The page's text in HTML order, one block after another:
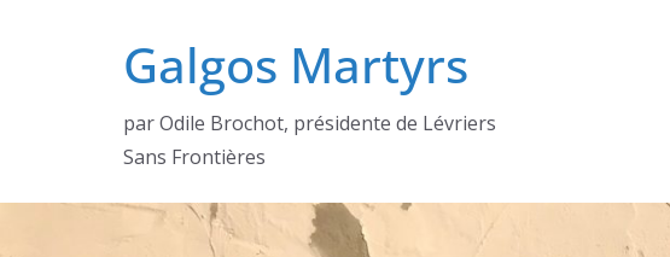
Galgos Martyrs
par Odile Brochot, présidente de Lévriers
Sans Frontières